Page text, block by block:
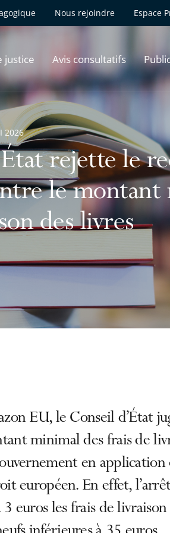
Nous rejoindre Espace
justice Avis consultatifs
rejette le
le
des livres
2026
EU, le Conseil d’État
minimal des frais de
en application
européen. En effet,
euros les frais de livraison